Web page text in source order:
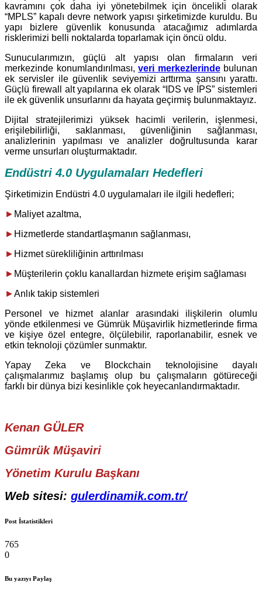
kavramını çok daha iyi yönetebilmek için öncelikli olarak
“MPLS” kapalı devre network yapısı şirketimizde kuruldu. Bu
yapı bizlere güvenlik konusunda atacağımız adımlarda
risklerimizi belli noktalarda toparlamak için öncü oldu.
Sunucularımızın, güçlü alt yapısı olan firmaların veri
merkezinde konumlandırılması, veri merkezlerindebulunan
ek servisler ile güvenlik seviyemizi arttırma şansını yarattı.
Güçlü firewall alt yapılarına ek olarak “IDS ve IPS” sistemleri
ile ek güvenlik unsurlarını da hayata geçirmiş bulunmaktayız.
Dijital stratejilerimizi yüksek hacimli verilerin, işlenmesi,
erişilebilirliği, saklanması, güvenliğinin sağlanması,
analizlerinin yapılması ve analizler doğrultusunda karar
verme unsurları oluşturmaktadır.
Endüstri 4.0 Uygulamaları Hedefleri
Şirketimizin Endüstri 4.0 uygulamaları ile ilgili hedefleri;
► Maliyet azaltma,
► Hizmetlerde standartlaşmanın sağlanması,
► Hizmet sürekliliğinin arttırılması
► Müşterilerin çoklu kanallardan hizmete erişim sağlaması
►Anlık takip sistemleri
Personel ve hizmet alanlar arasındaki ilişkilerin olumlu
yönde etkilenmesi ve Gümrük Müşavirlik hizmetlerinde firma
ve kişiye özel entegre, ölçülebilir, raporlanabilir, esnek ve
etkin teknoloji çözümler sunmaktır.
Yapay Zeka ve Blockchain teknolojisine dayalı
çalışmalarımız başlamış olup bu çalışmaların götüreceği
farklı bir dünya bizi kesinlikle çok heyecanlandırmaktadır.
Kenan GÜLER
Gümrük Müşaviri
Yönetim Kurulu Başkanı
Web sitesi: gulerdinamik.com.tr/
Post İstatistikleri
765
0
Bu yazıyı Paylaş